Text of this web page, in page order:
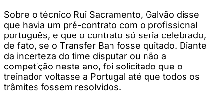
Sobre o técnico Rui Sacramento, Galvão disse
que havia um pré-contrato com o profissional
português, e que o contrato só seria celebrado,
de fato, se o Transfer Ban fosse quitado. Diante
da incerteza do time disputar ou não a
competição neste ano, foi solicitado que o
treinador voltasse a Portugal até que todos os
trâmites fossem resolvidos.